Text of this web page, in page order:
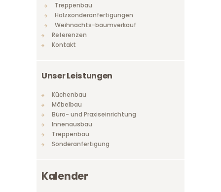
Treppenbau
Holzsonderanfertigungen
Weihnachts-baumverkauf
Referenzen
Kontakt
Unser Leistungen
Küchenbau
Möbelbau
Büro- und Praxiseinrichtung
Innenausbau
Treppenbau
Sonderanfertigung
Kalender